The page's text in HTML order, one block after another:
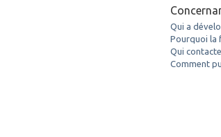
Qui a
Pourquoi la
Qui
Comment